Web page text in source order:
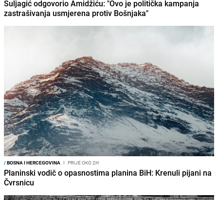
Suljagić odgovorio Amidžiću: "Ovo je politička kampanja
zastrašivanja usmjerena protiv Bošnjaka"
/BOSNA I HERCEGOVINA I PRIJE OKO 2H
Planinski vodič o opasnostima planina BiH: Krenuli pijani na
Čvrsnicu